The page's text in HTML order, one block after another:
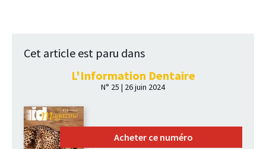
Cet article est paru dans
L'Information Dentaire
N° 25 | 26 juin 2024
Acheter ce numéro